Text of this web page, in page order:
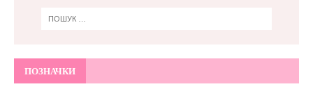
ПОЗНАЧКИ